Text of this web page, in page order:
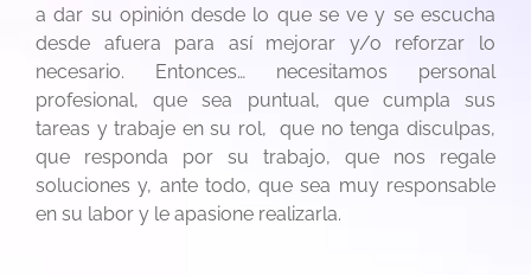
a dar su opinión desde lo que se ve y se escucha
desde afuera para así mejorar y/o reforzar lo
necesario. Entonces… necesitamos personal
profesional, que sea puntual, que cumpla sus
tareas y trabaje en su rol, que no tenga disculpas,
que responda por su trabajo, que nos regale
soluciones y, ante todo, que sea muy responsable
en su labor y le apasione realizarla.